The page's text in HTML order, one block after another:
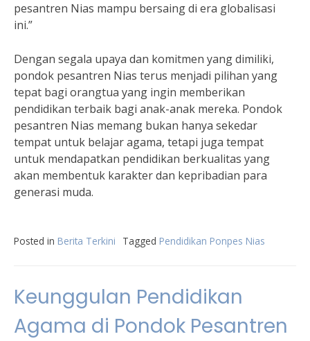
pesantren Nias mampu bersaing di era globalisasi
ini.”
Dengan segala upaya dan komitmen yang dimiliki,
pondok pesantren Nias terus menjadi pilihan yang
tepat bagi orangtua yang ingin memberikan
pendidikan terbaik bagi anak-anak mereka. Pondok
pesantren Nias memang bukan hanya sekedar
tempat untuk belajar agama, tetapi juga tempat
untuk mendapatkan pendidikan berkualitas yang
akan membentuk karakter dan kepribadian para
generasi muda.
Posted in Berita Terkini Tagged Pendidikan Ponpes Nias
Keunggulan Pendidikan
Agama di Pondok Pesantren